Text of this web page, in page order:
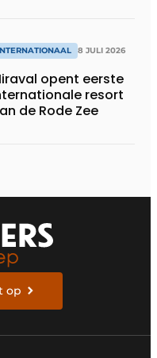
8 JULI 2026
opent eerste
resort
de Rode Zee
op